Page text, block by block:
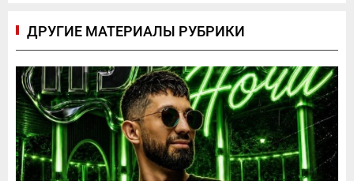
ДРУГИЕ МАТЕРИАЛЫ РУБРИКИ